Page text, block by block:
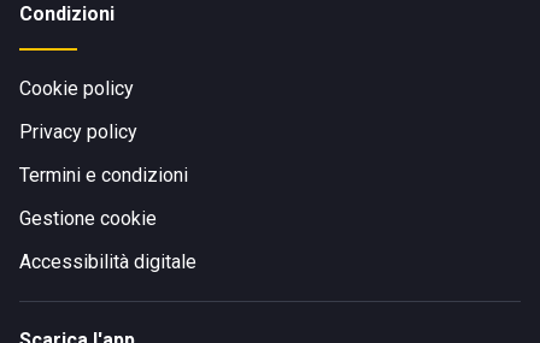
Condizioni
Cookie policy
Privacy policy
Termini e condizioni
Gestione cookie
Accessibilità digitale